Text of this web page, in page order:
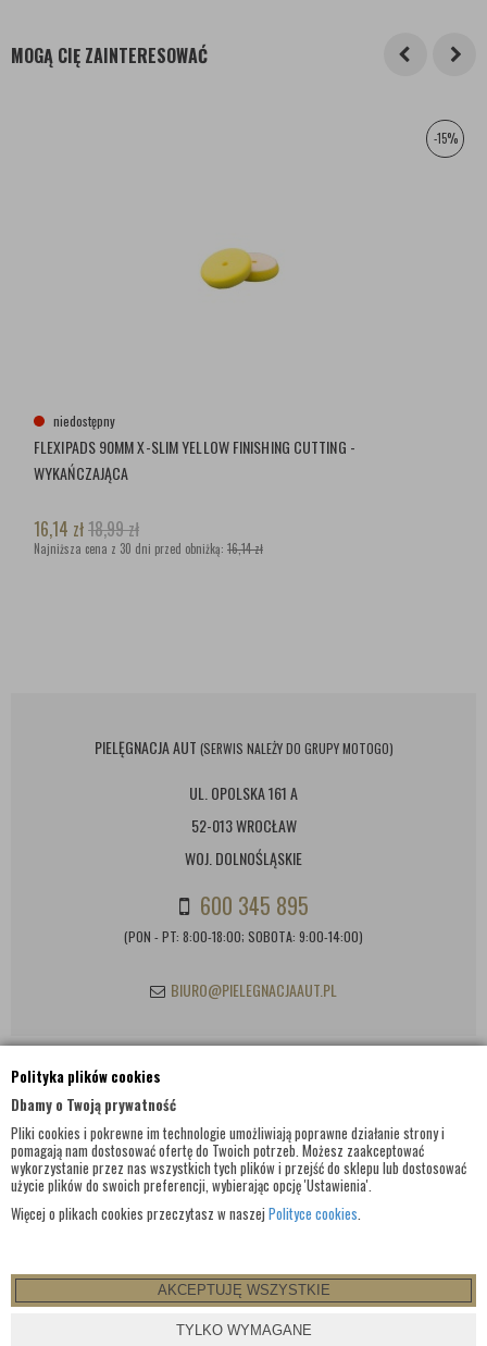
Polityka plików cookies
Dbamy o Twoją prywatność
Pliki cookies i pokrewne im technologie umożliwiają poprawne działanie strony i
pomagają nam dostosować ofertę do Twoich potrzeb. Możesz zaakceptować
wykorzystanie przez nas wszystkich tych plików i przejść do sklepu lub dostosować
użycie plików do swoich preferencji, wybierając opcję 'Ustawienia'.
Więcej o plikach cookies przeczytasz w naszej Polityce cookies.
AKCEPTUJĘ WSZYSTKIE
TYLKO WYMAGANE
MOGĄ CIĘ ZAINTERESOWAĆ
-15%
niedostępny
FLEXIPADS 90MM X-SLIM YELLOW FINISHING CUTTING -
WYKAŃCZAJĄCA
16,14 zł18,99zł
Najniższa cena z 30 dni przed obniżką: 16,14 zł
PIELĘGNACJA AUT (SERWIS NALEŻY DO GRUPY MOTOGO)
UL. OPOLSKA 161 A
52-013 WROCŁAW
WOJ. DOLNOŚLĄSKIE
600 345 895
(PON - PT: 8:00-18:00; SOBOTA: 9:00-14:00)
BIURO@PIELEGNACJAAUT.PL
INFORMACJE KONTAKTOWE
© WSZELKIE PRAWA ZASTRZEŻONE 2017 |PIELEGNACJAAUT.PL